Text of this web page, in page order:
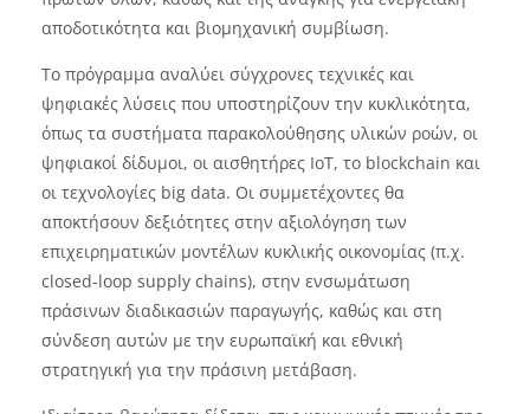
αποδοτικότητα και βιομηχανική συμβίωση.
Το πρόγραμμα αναλύει σύγχρονες τεχνικές και
ψηφιακές λύσεις που υποστηρίζουν την κυκλικότητα,
όπως τα συστήματα παρακολούθησης υλικών ροών, οι
ψηφιακοί δίδυμοι, οι αισθητήρες IoT, το blockchain και
οι τεχνολογίες big data. Οι συμμετέχοντες θα
αποκτήσουν δεξιότητες στην αξιολόγηση των
επιχειρηματικών μοντέλων κυκλικής οικονομίας (π.χ.
closed-loop supply chains), στην ενσωμάτωση
πράσινων διαδικασιών παραγωγής, καθώς και στη
σύνδεση αυτών με την ευρωπαϊκή και εθνική
στρατηγική για την πράσινη μετάβαση.